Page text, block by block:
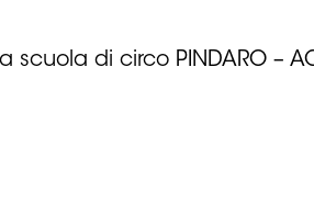
di circo PINDARO –